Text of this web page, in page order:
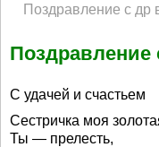
Поздравление с др
Поздравление
С удачей и счастьем
Сестричка моя
Ты — прелесть,